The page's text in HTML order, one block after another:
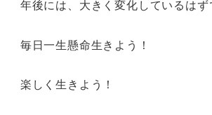
年後には、大きく変化しているはず
毎日一生懸命生きよう！
楽しく生きよう！